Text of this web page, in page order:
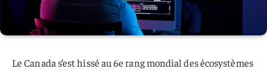
Le Canada s’est hissé au 6e rang mondial des écosystèmes